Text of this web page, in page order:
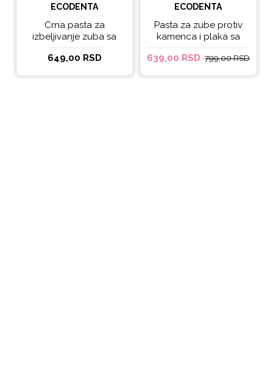
ECODENTA
Crna pasta za
izbeljivanje zuba sa
ukusom narandže
Ecodenta 100 ml
649,00 RSD
ECODENTA
Pasta za zube protiv
kamenca i plaka sa
kokosovim uljem
Ecodenta ORGANIC
639,00 RSD 799,00 RSD